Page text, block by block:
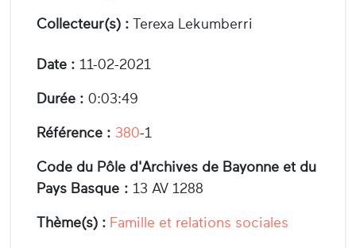
Collecteur(s) : Terexa Lekumberri
Date : 11-02-2021
Durée : 0:03:49
Référence : 380-1
Code du Pôle d'Archives de Bayonne et du
Pays Basque : 13 AV 1288
Thème(s) : Famille et relations sociales